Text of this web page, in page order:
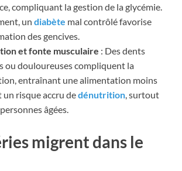
compliquant la gestion de la glycémie.
un diabète mal contrôlé favorise
des gencives.
et fonte musculaire : Des dents
ou douloureuses compliquent la
entraînant une alimentation moins
un risque accru dedénutrition, surtout
âgées.
migrent dans le